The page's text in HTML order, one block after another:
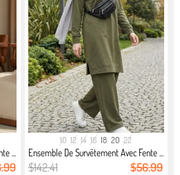
...
10 12 14 16 18 20 22
Ensemble De Survêtement Avec Fente ...
$142.41 $56.99